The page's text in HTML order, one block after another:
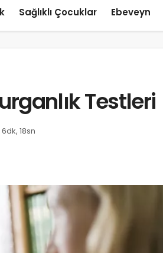
Sağlıklı Çocuklar Ebeveyn
Testleri
18sn